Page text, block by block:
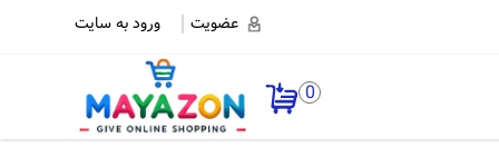
عضویت ورود به سایت
0